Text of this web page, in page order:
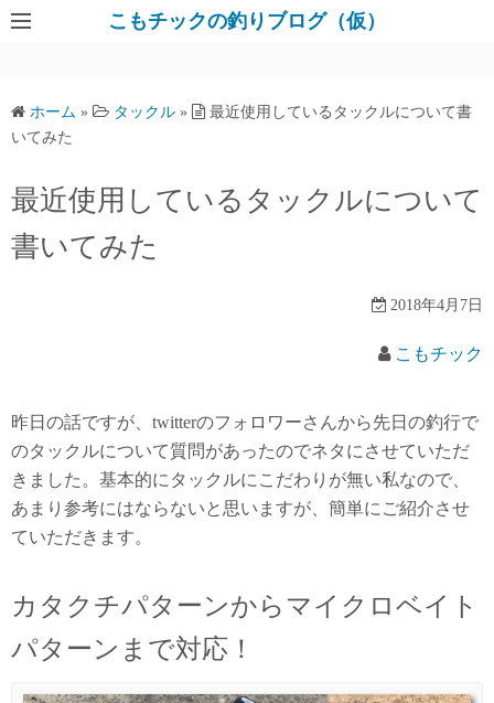
コ
ス
キ
ッ
こもチックの釣りブログ（仮）
ホーム » タックル »
最近使用しているタックルについて書
いてみた
最近使用しているタックルについて
書いてみた
2018年4月7日
こもチック
昨日の話ですが、twitterのフォロワーさんから先日の釣行で
のタックルについて質問があったのでネタにさせていただ
きました。基本的にタックルにこだわりが無い私なので、
あまり参考にはならないと思いますが、簡単にご紹介させ
ていただきます。
カタクチパターンからマイクロベイト
パターンまで対応！